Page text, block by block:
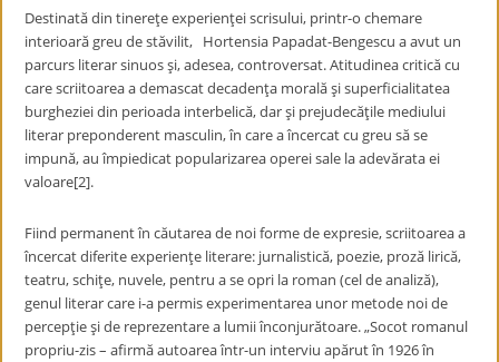
Destinată din tinereţe experienţei scrisului, printr-o chemare
interioară greu de stăvilit, Hortensia Papadat-Bengescu a avut un
parcurs literar sinuos şi, adesea, controversat. Atitudinea critică cu
care scriitoarea a demascat decadenţa morală şi superficialitatea
burgheziei din perioada interbelică, dar şi prejudecăţile mediului
literar preponderent masculin, în care a încercat cu greu să se
impună, au împiedicat popularizarea operei sale la adevărata ei
valoare[2].
Fiind permanent în căutarea de noi forme de expresie, scriitoarea a
încercat diferite experienţe literare: jurnalistică, poezie, proză lirică,
teatru, schiţe, nuvele, pentru a se opri la roman (cel de analiză),
genul literar care i-a permis experimentarea unor metode noi de
percepţie şi de reprezentare a lumii înconjurătoare. „Socot romanul
propriu-zis – afirmă autoarea într-un interviu apărut în 1926 în